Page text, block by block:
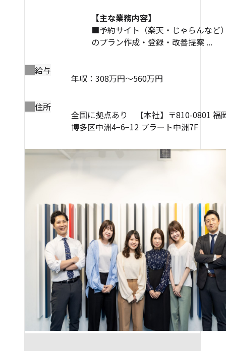
【主な業務内容】
■予約サイト（楽天・じゃらんなど
のプラン作成・登録・改善提案 ...
給与
年収：308万円～560万円
住所
全国に拠点あり 【本社】〒810-0801 福
博多区中洲4−6−12 プラート中洲7F